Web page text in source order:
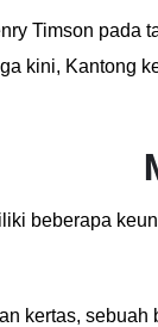
Timson
kini, Kantong
beberapa
kertas,